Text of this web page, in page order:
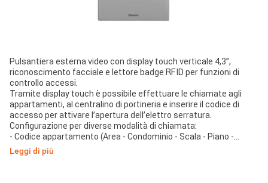
Pulsantiera esterna video con display touch verticale 4,3”,
riconoscimento facciale e lettore badge RFID per funzioni di
controllo accessi.
Tramite display touch è possibile effettuare le chiamate agli
appartamenti, al centralino di portineria e inserire il codice di
accesso per attivare l’apertura dell’elettro serratura.
Configurazione per diverse modalità di chiamata:
- Codice appartamento (Area - Condominio - Scala - Piano -
Appartamento)
- Codici numerici o alfanumerici per i residenti
Leggi di più